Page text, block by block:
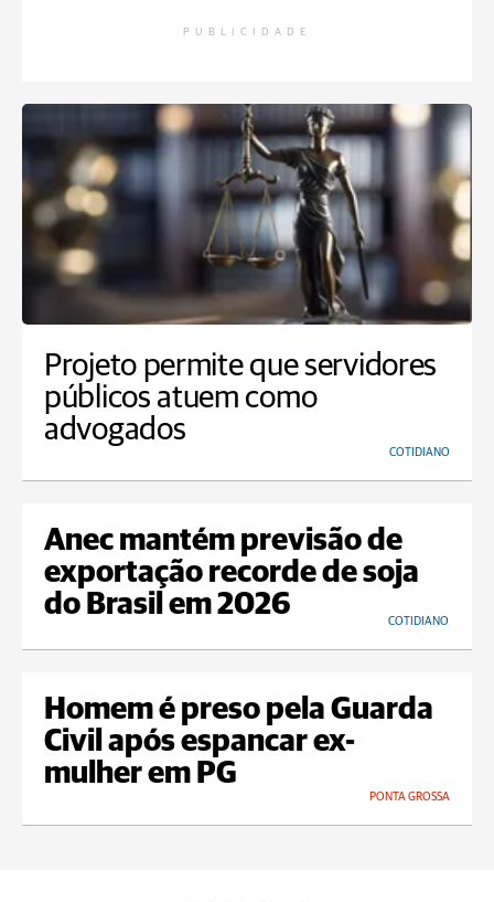
PUBLICIDADE
Projeto permite que servidores
públicos atuem como
advogados
COTIDIANO
Anec mantém previsão de
exportação recorde de soja
do Brasil em 2026
COTIDIANO
Homem é preso pela Guarda
Civil após espancar ex-
mulher em PG
PONTA GROSSA